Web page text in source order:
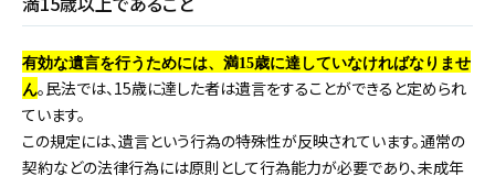
有効な遺言を行うためには、満15歳に達していなければなりませ
ん。民法では、15歳に達した者は遺言をすることができると定められ
ています。
この規定には、遺言という行為の特殊性が反映されています。通常の
契約などの法律行為には原則として行為能力が必要であり、未成年